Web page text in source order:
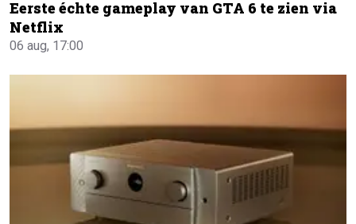
Eerste échte gameplay van GTA 6 te zien via
Netflix
06 aug, 17:00